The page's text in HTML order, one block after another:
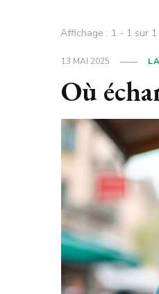
Affichage : 1 - 1 sur 1
13 MAI 2025
Où